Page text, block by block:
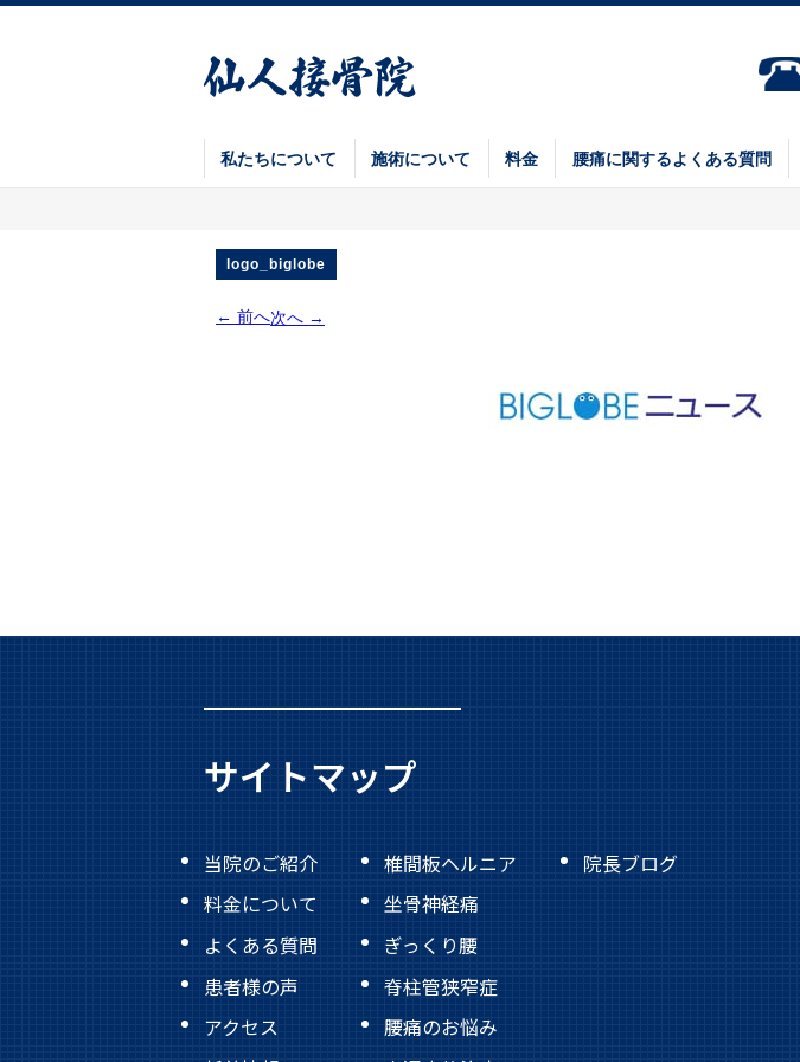
私たちについて 施術について 料金 腰痛に関するよくある質問
logo_biglobe
← 前へ次へ →
サイトマップ
当院のご紹介
料金について
よくある質問
患者様の声
アクセス
椎間板ヘルニア
坐骨神経痛
ぎっくり腰
脊柱管狭窄症
腰痛のお悩み
院長ブログ